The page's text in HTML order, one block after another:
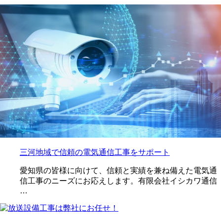
三河地域で信頼の電気通信工事をサポート
愛知県の皆様に向けて、信頼と実績を兼ね備えた電気通
信工事のニーズにお応えします。有限会社イシカワ通信
…